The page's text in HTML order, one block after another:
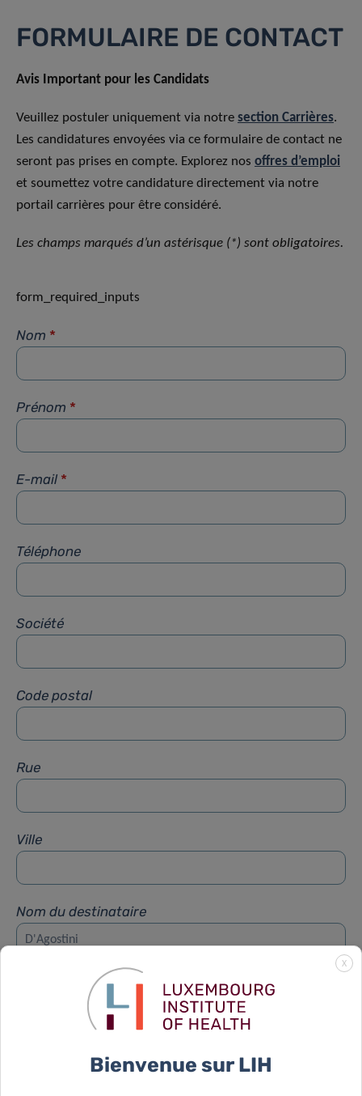
FORMULAIRE DE CONTACT
Avis Important pour les Candidats
Veuillez postuler uniquement via notre section Carrières.
Les candidatures envoyées via ce formulaire de contact ne
seront pas prises en compte. Explorez nos offres d’emploi
et soumettez votre candidature directement via notre
portail carrières pour être considéré.
Les champs marqués d’un astérisque (*) sont obligatoires.
form_required_inputs
Nom *
Prénom *
E-mail *
Téléphone
Société
Code postal
Rue
Ville
Nom du destinataire
Prénom du destinataire
X
Bienvenue sur LIH